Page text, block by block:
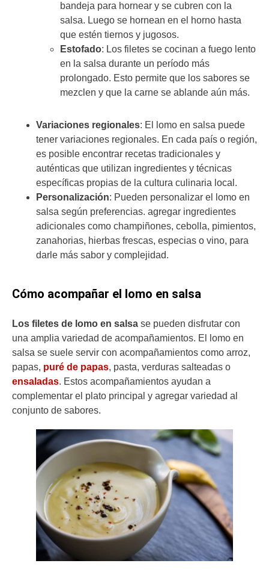
bandeja para hornear y se cubren con la
salsa. Luego se hornean en el horno hasta
que estén tiernos y jugosos.
Estofado: Los filetes se cocinan a fuego lento
en la salsa durante un período más
prolongado. Esto permite que los sabores se
mezclen y que la carne se ablande aún más.
Variaciones regionales: El lomo en salsa puede
tener variaciones regionales. En cada país o región,
es posible encontrar recetas tradicionales y
auténticas que utilizan ingredientes y técnicas
específicas propias de la cultura culinaria local.
Personalización: Pueden personalizar el lomo en
salsa según preferencias. agregar ingredientes
adicionales como champiñones, cebolla, pimientos,
zanahorias, hierbas frescas, especias o vino, para
darle más sabor y complejidad.
Cómo acompañar el lomo en salsa
Los filetes de lomo en salsa se pueden disfrutar con
una amplia variedad de acompañamientos. El lomo en
salsa se suele servir con acompañamientos como arroz,
papas, puré de papas, pasta, verduras salteadas o
ensaladas. Estos acompañamientos ayudan a
complementar el plato principal y agregar variedad al
conjunto de sabores.